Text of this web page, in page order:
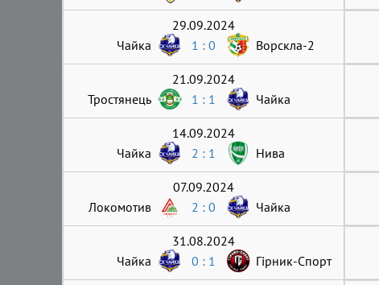
29.09.2024
Чайка
1 : 0 Ворскла-2
21.09.2024
Тростянець
1 : 1 Чайка
14.09.2024
Чайка
2 : 1 Нива
07.09.2024
Локомотив
2 : 0 Чайка
31.08.2024
Чайка
0 : 1 Гірник-Cпорт